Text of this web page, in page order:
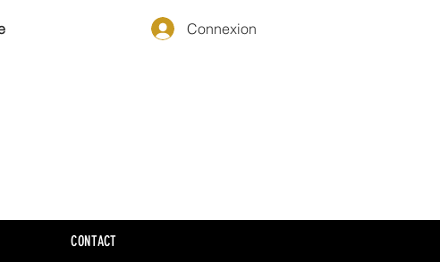
Connexion
CONTACT